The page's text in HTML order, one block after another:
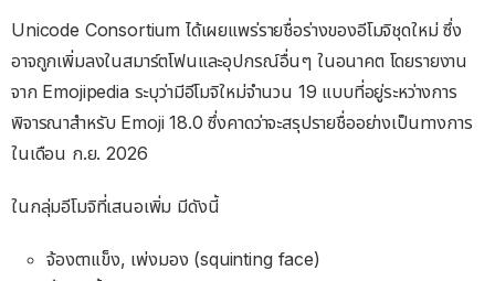
Unicode Consortium ได้เผยแพร่รายชื่อร่างของอีโมจิชุดใหม่ ซึ่ง
อาจถูกเพิ่มลงในสมาร์ตโฟนและอุปกรณ์อื่นๆ ในอนาคต โดยรายงาน
จาก Emojipedia ระบุว่ามีอีโมจิใหม่จำนวน 19 แบบที่อยู่ระหว่างการ
พิจารณาสำหรับ Emoji 18.0 ซึ่งคาดว่าจะสรุปรายชื่ออย่างเป็นทางการ
ในเดือน ก.ย. 2026
ในกลุ่มอีโมจิที่เสนอเพิ่ม มีดังนี้
จ้องตาแข็ง, เพ่งมอง (squinting face)